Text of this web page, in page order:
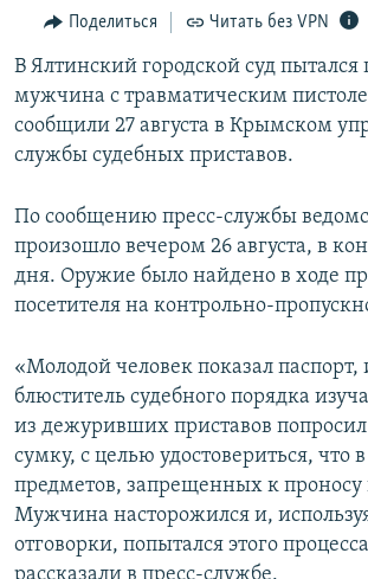
Вернутся
поиску
ИНТЕРАКТИВ
ИНФОГРАФИКА
ТЕЛЕПРОЕКТ КРЫМ.РЕАЛИИ
СОВЕТЫ ПРАВОЗАЩИТНИКОВ
ПОБЕДИТЕЛЕЙ НЕ СУДЯТ?
КРЫМ.НЕПОКОРЕННЫЙ
УКРАИНСКАЯ ПРОБЛЕМА КРЫМА
РАДІО СВОБОДА
КАК ОБОЙТИ БЛОКИРОВКУ
Українською
Qırımtatar
Все сайты RFE/RL
Поделиться Читать без VPN
В Ялтинский городской суд пытался
мужчина с травматическим
сообщили 27 августа в Крымском
службы судебных приставов.
По сообщению пресс-службы
произошло вечером 26 августа, в
дня. Оружие было найдено в ходе
посетителя на контрольно-
«Молодой человек показал паспорт,
блюститель судебного порядка
из дежуривших приставов
сумку, с целью удостовериться, что
предметов, запрещенных к проносу
Мужчина насторожился и,
отговорки, попытался этого